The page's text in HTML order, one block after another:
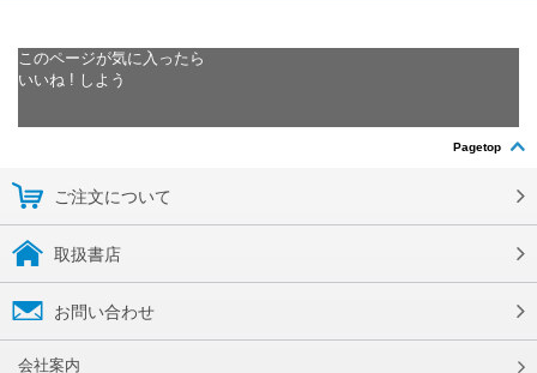
このページが気に入ったら
いいね ! しよう
Pagetop
ご注文について
取扱書店
お問い合わせ
会社案内